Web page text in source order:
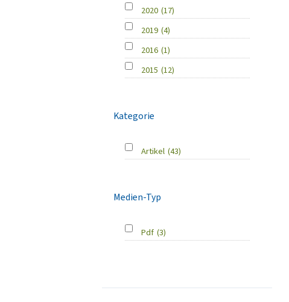
2020 (17)
2019 (4)
2016 (1)
2015 (12)
Kategorie
Artikel (43)
Medien-Typ
Pdf (3)